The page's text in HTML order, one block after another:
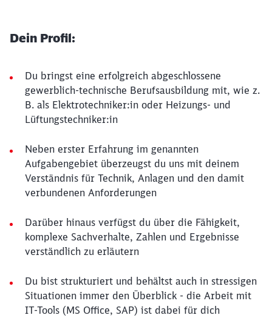
Dein Profil:
Du bringst eine erfolgreich abgeschlossene
gewerblich-technische Berufsausbildung mit, wie z.
B. als Elektrotechniker:in oder Heizungs- und
Lüftungstechniker:in
Neben erster Erfahrung im genannten
Aufgabengebiet überzeugst du uns mit deinem
Verständnis für Technik, Anlagen und den damit
verbundenen Anforderungen
Darüber hinaus verfügst du über die Fähigkeit,
komplexe Sachverhalte, Zahlen und Ergebnisse
verständlich zu erläutern
Du bist strukturiert und behältst auch in stressigen
Situationen immer den Überblick - die Arbeit mit
IT-Tools (MS Office, SAP) ist dabei für dich